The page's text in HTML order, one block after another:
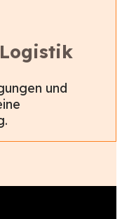
und